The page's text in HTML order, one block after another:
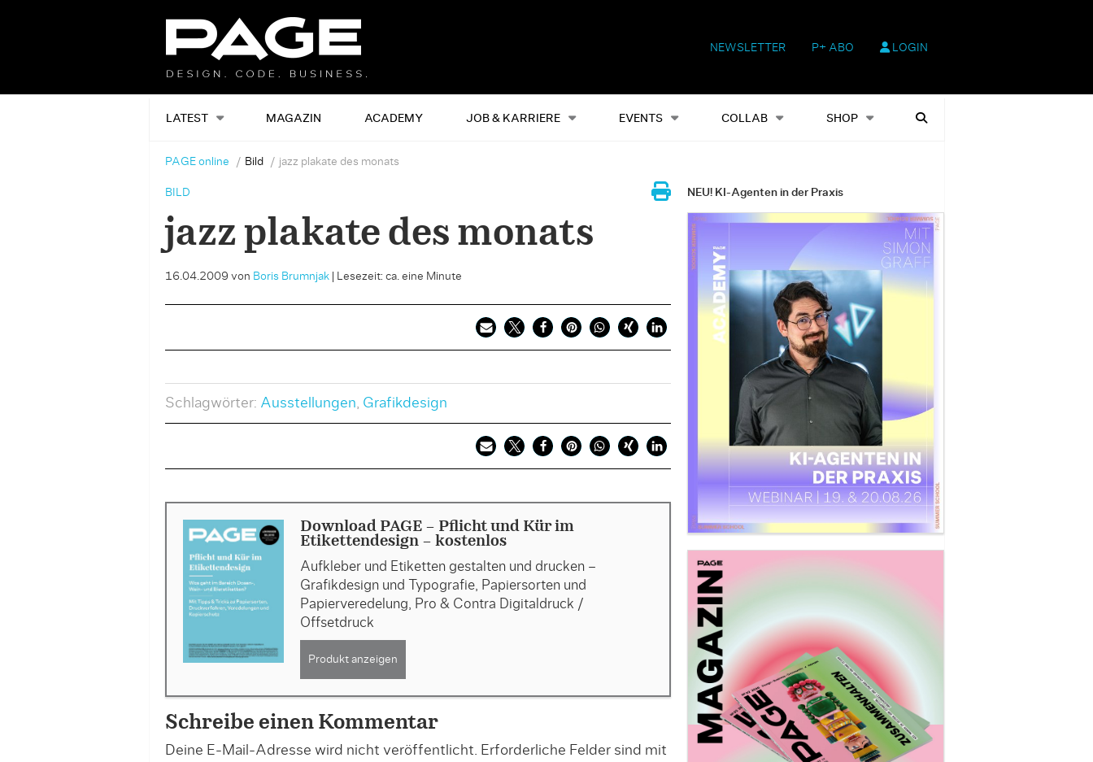
NEWSLETTER P+ ABO LOGIN
LATEST MAGAZIN ACADEMY JOB & KARRIERE EVENTS COLLAB SHOP
Alles Events Shop Heftausgaben Suchen
PAGE online Bild jazz plakate des monats
BILD
jazz plakate des monats
16.04.2009 von Boris Brumnjak| Lesezeit: ca. eine Minute
Schlagwörter: Ausstellungen, Grafikdesign
Download PAGE - Pflicht und Kür im
Etikettendesign - kostenlos
Aufkleber und Etiketten gestalten und drucken –
Grafikdesign und Typografie, Papiersorten und
Papierveredelung, Pro & Contra Digitaldruck /
Offsetdruck
Produkt anzeigen
Schreibe einen Kommentar
Deine E-Mail-Adresse wird nicht veröffentlicht. Erforderliche Felder sind mit
NEU! KI-Agenten in der Praxis